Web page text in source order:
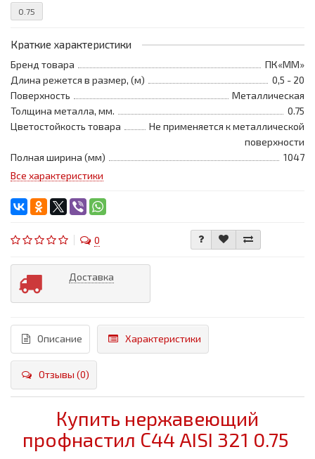
0.75
Краткие характеристики
Бренд товара
ПК«ММ»
Длина режется в размер, (м)
0,5 - 20
Поверхность
Металлическая
Толщина металла, мм.
0.75
Цветостойкость товара
Не применяется к металлической
поверхности
Полная ширина (мм)
1047
Все характеристики
0
Доставка
Описание Характеристики
Отзывы (0)
Купить нержавеющий
профнастил С44 AISI 321 0.75